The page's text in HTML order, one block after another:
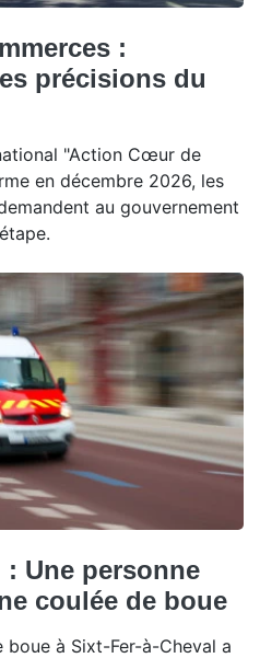
:
précisions du
"Action Cœur de
en décembre 2026, les
au gouvernement
: Une personne
coulée de boue
à Sixt-Fer-à-Cheval a